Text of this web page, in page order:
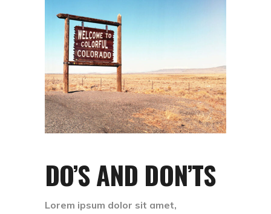
DO’S AND DON’TS
Lorem ipsum dolor sit amet,